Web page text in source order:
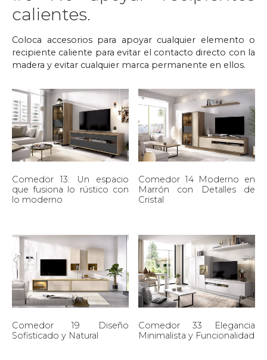
calientes.
Coloca accesorios para apoyar cualquier elemento o
recipiente caliente para evitar el contacto directo con la
madera y evitar cualquier marca permanente en ellos.
Comedor 13: Un espacio
que fusiona lo rústico con
lo moderno
Comedor 14 Moderno en
Marrón con Detalles de
Cristal
Comedor 19 Diseño
Sofisticado y Natural
Comedor 33 Elegancia
Minimalista y Funcionalidad